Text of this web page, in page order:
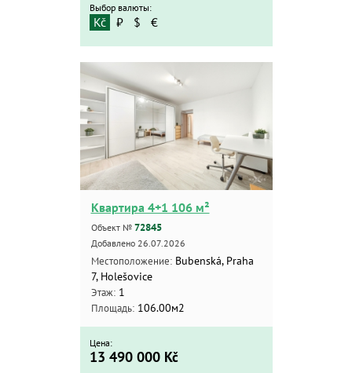
Выбор валюты:
Kč ₽ $ €
Квартира 4+1 106 м²
Объект № 72845
Добавлено 26.07.2026
Местоположение:Bubenská, Praha
7, Holešovice
Этаж:1
Площадь:106.00м2
Цена:
13 490 000 Kč